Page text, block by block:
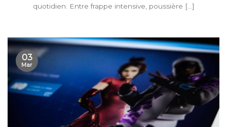
quotidien. Entre frappe intensive, poussière [...]
03
Mar